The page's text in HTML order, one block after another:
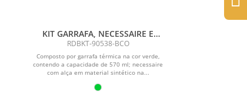
KIT GARRAFA, NECESSAIRE E
FONE - 3 PÇS
RDBKT-90538-BCO
Composto por garrafa térmica na cor verde,
contendo a capacidade de 570 ml; necessaire
com alça em material sintético na...